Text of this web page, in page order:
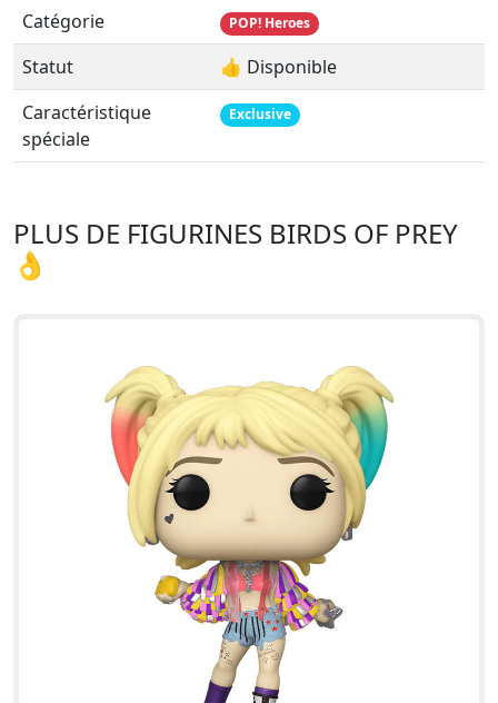
Catégorie
POP! Heroes
Statut
👍 Disponible
Caractéristique
spéciale
Exclusive
PLUS DE FIGURINES BIRDS OF PREY
👌